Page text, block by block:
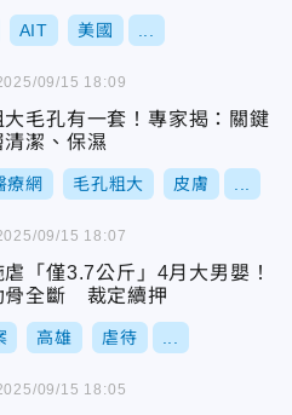
AIT 美國
大毛孔有一套！專家揭：關鍵
清潔、保濕
療網 毛孔粗大 皮膚
09/15 18:09
「僅3.7公斤」4月大男嬰！
骨全斷 裁定續押
高雄 虐待
09/15 18:07
09/15 18:05